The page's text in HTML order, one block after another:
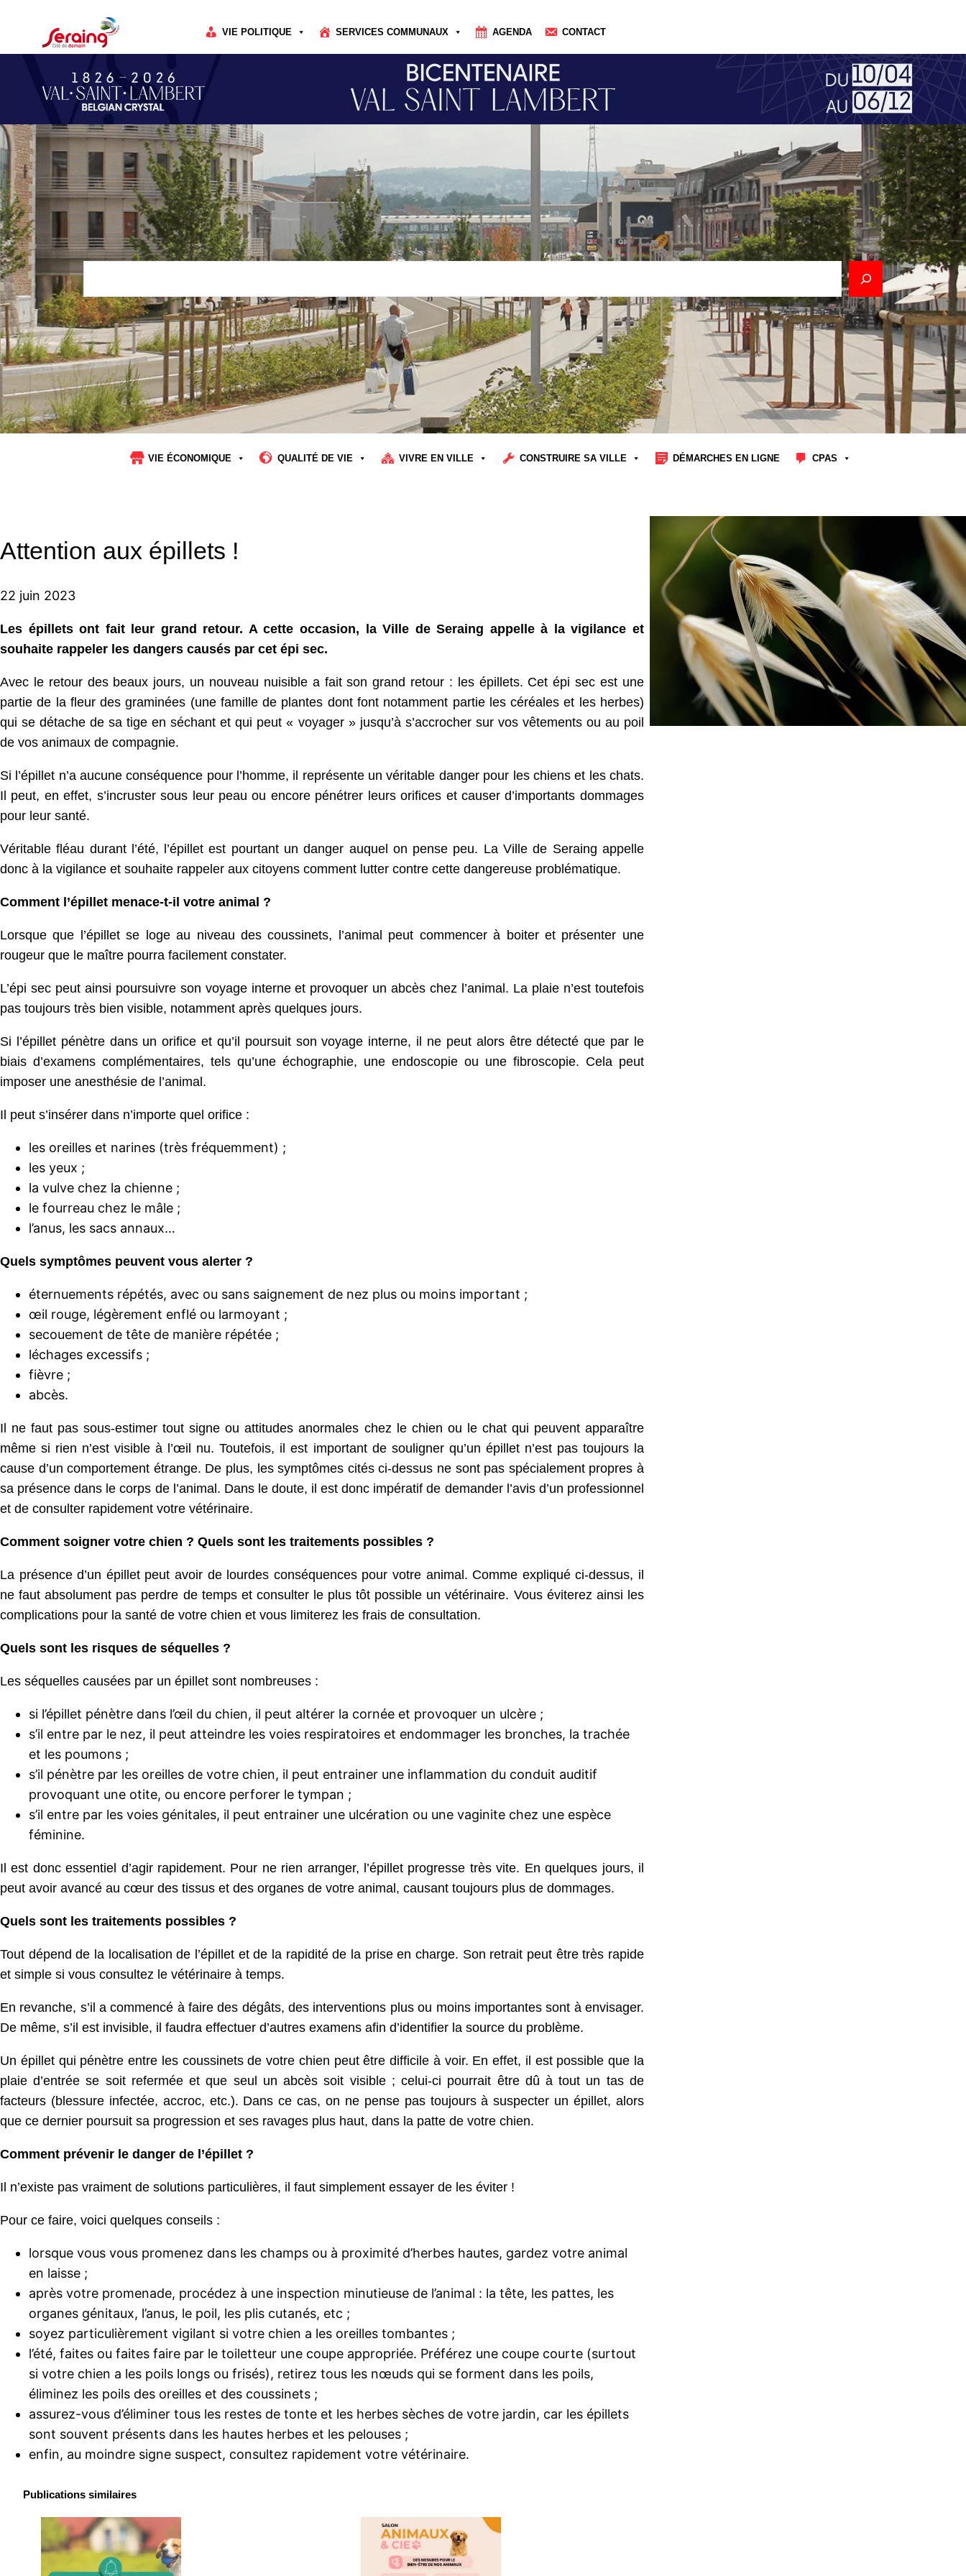
VIE POLITIQUE SERVICES COMMUNAUX AGENDA CONTACT
Rechercher
VIE ÉCONOMIQUE QUALITÉ DE VIE VIVRE EN VILLE CONSTRUIRE SA VILLE DÉMARCHES EN LIGNE CPAS
Attention aux épillets !
22 juin 2023
Les épillets ont fait leur grand retour. A cette occasion, la Ville de Seraing appelle à la vigilance et
souhaite rappeler les dangers causés par cet épi sec.
Avec le retour des beaux jours, un nouveau nuisible a fait son grand retour : les épillets. Cet épi sec est une
partie de la fleur des graminées (une famille de plantes dont font notamment partie les céréales et les herbes)
qui se détache de sa tige en séchant et qui peut « voyager » jusqu’à s’accrocher sur vos vêtements ou au poil
de vos animaux de compagnie.
Si l’épillet n’a aucune conséquence pour l’homme, il représente un véritable danger pour les chiens et les chats.
Il peut, en effet, s’incruster sous leur peau ou encore pénétrer leurs orifices et causer d’importants dommages
pour leur santé.
Véritable fléau durant l’été, l’épillet est pourtant un danger auquel on pense peu. La Ville de Seraing appelle
donc à la vigilance et souhaite rappeler aux citoyens comment lutter contre cette dangereuse problématique.
Comment l’épillet menace-t-il votre animal ?
Lorsque que l’épillet se loge au niveau des coussinets, l’animal peut commencer à boiter et présenter une
rougeur que le maître pourra facilement constater.
L’épi sec peut ainsi poursuivre son voyage interne et provoquer un abcès chez l’animal. La plaie n’est toutefois
pas toujours très bien visible, notamment après quelques jours.
Si l’épillet pénètre dans un orifice et qu’il poursuit son voyage interne, il ne peut alors être détecté que par le
biais d’examens complémentaires, tels qu’une échographie, une endoscopie ou une fibroscopie. Cela peut
imposer une anesthésie de l’animal.
Il peut s’insérer dans n’importe quel orifice :
les oreilles et narines (très fréquemment) ;
les yeux ;
la vulve chez la chienne ;
le fourreau chez le mâle ;
l’anus, les sacs annaux…
Quels symptômes peuvent vous alerter ?
éternuements répétés, avec ou sans saignement de nez plus ou moins important ;
œil rouge, légèrement enflé ou larmoyant ;
secouement de tête de manière répétée ;
léchages excessifs ;
fièvre ;
abcès.
Il ne faut pas sous-estimer tout signe ou attitudes anormales chez le chien ou le chat qui peuvent apparaître
même si rien n’est visible à l’œil nu. Toutefois, il est important de souligner qu’un épillet n’est pas toujours la
cause d’un comportement étrange. De plus, les symptômes cités ci-dessus ne sont pas spécialement propres à
sa présence dans le corps de l’animal. Dans le doute, il est donc impératif de demander l’avis d’un professionnel
et de consulter rapidement votre vétérinaire.
Comment soigner votre chien ? Quels sont les traitements possibles ?
La présence d’un épillet peut avoir de lourdes conséquences pour votre animal. Comme expliqué ci-dessus, il
ne faut absolument pas perdre de temps et consulter le plus tôt possible un vétérinaire. Vous éviterez ainsi les
complications pour la santé de votre chien et vous limiterez les frais de consultation.
Quels sont les risques de séquelles ?
Les séquelles causées par un épillet sont nombreuses :
si l’épillet pénètre dans l’œil du chien, il peut altérer la cornée et provoquer un ulcère ;
s’il entre par le nez, il peut atteindre les voies respiratoires et endommager les bronches, la trachée
et les poumons ;
s’il pénètre par les oreilles de votre chien, il peut entrainer une inflammation du conduit auditif
provoquant une otite, ou encore perforer le tympan ;
s’il entre par les voies génitales, il peut entrainer une ulcération ou une vaginite chez une espèce
féminine.
Il est donc essentiel d’agir rapidement. Pour ne rien arranger, l’épillet progresse très vite. En quelques jours, il
peut avoir avancé au cœur des tissus et des organes de votre animal, causant toujours plus de dommages.
Quels sont les traitements possibles ?
Tout dépend de la localisation de l’épillet et de la rapidité de la prise en charge. Son retrait peut être très rapide
et simple si vous consultez le vétérinaire à temps.
En revanche, s’il a commencé à faire des dégâts, des interventions plus ou moins importantes sont à envisager.
De même, s’il est invisible, il faudra effectuer d’autres examens afin d’identifier la source du problème.
Un épillet qui pénètre entre les coussinets de votre chien peut être difficile à voir. En effet, il est possible que la
plaie d’entrée se soit refermée et que seul un abcès soit visible ; celui-ci pourrait être dû à tout un tas de
facteurs (blessure infectée, accroc, etc.). Dans ce cas, on ne pense pas toujours à suspecter un épillet, alors
que ce dernier poursuit sa progression et ses ravages plus haut, dans la patte de votre chien.
Comment prévenir le danger de l’épillet ?
Il n’existe pas vraiment de solutions particulières, il faut simplement essayer de les éviter !
Pour ce faire, voici quelques conseils :
lorsque vous vous promenez dans les champs ou à proximité d’herbes hautes, gardez votre animal
en laisse ;
après votre promenade, procédez à une inspection minutieuse de l’animal : la tête, les pattes, les
organes génitaux, l’anus, le poil, les plis cutanés, etc ;
soyez particulièrement vigilant si votre chien a les oreilles tombantes ;
l’été, faites ou faites faire par le toiletteur une coupe appropriée. Préférez une coupe courte (surtout
si votre chien a les poils longs ou frisés), retirez tous les nœuds qui se forment dans les poils,
éliminez les poils des oreilles et des coussinets ;
assurez-vous d’éliminer tous les restes de tonte et les herbes sèches de votre jardin, car les épillets
sont souvent présents dans les hautes herbes et les pelouses ;
enfin, au moindre signe suspect, consultez rapidement votre vétérinaire.
Publications similaires